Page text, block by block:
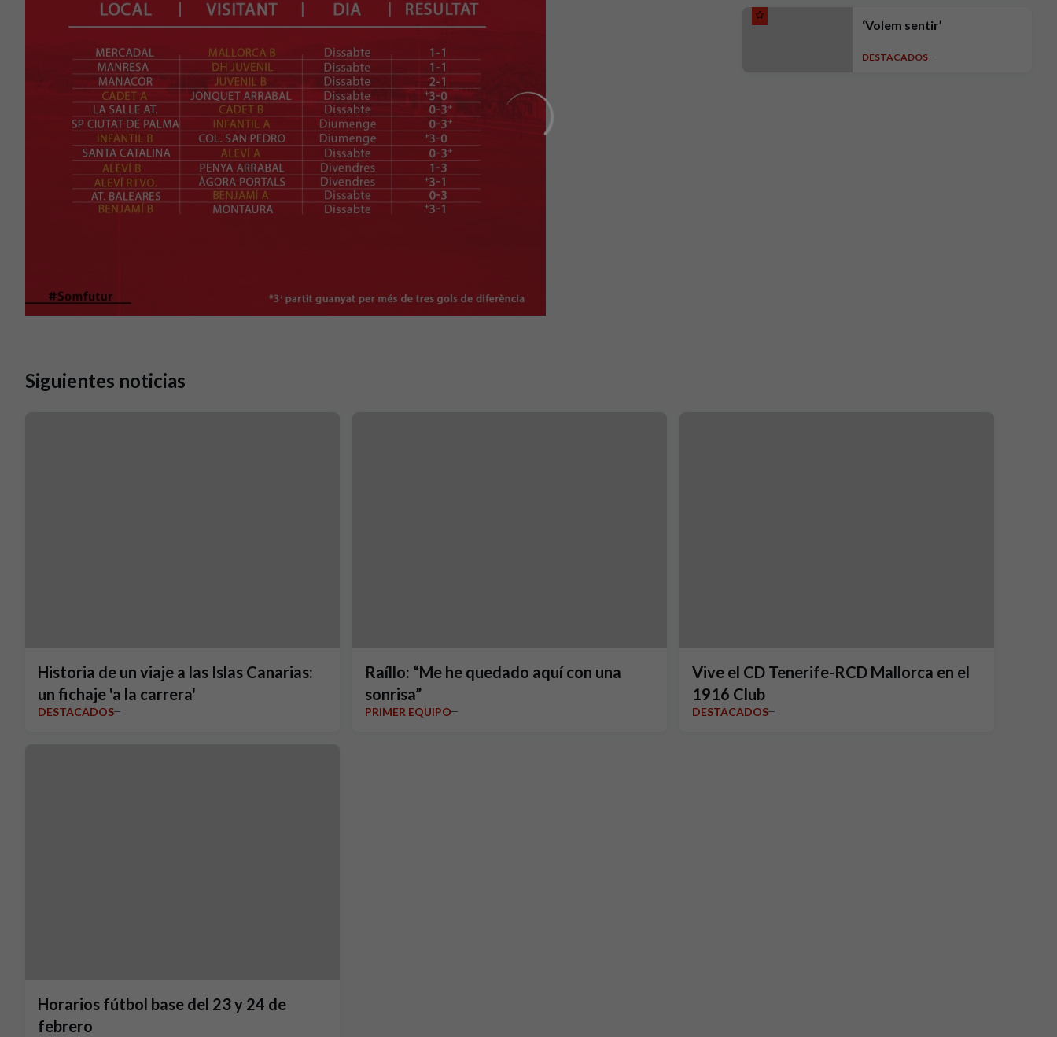
‘Volem sentir’
DESTACADOS
Siguientes noticias
Historia de un viaje a las Islas Canarias:
un fichaje 'a la carrera'
DESTACADOS
Raíllo: “Me he quedado aquí con una
sonrisa”
PRIMER EQUIPO
Vive el CD Tenerife-RCD Mallorca en el
1916 Club
DESTACADOS
Horarios fútbol base del 23 y 24 de
febrero